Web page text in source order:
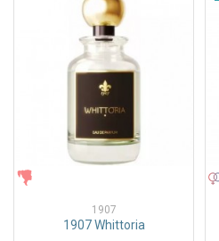
1907
1907 Whittoria